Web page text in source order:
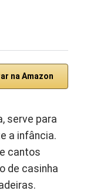
na Amazon
serve para
a infância.
cantos
de casinha